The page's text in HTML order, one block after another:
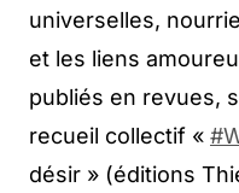
universelles,
et les liens
publiés en revues,
recueil collectif «
désir » (éditions